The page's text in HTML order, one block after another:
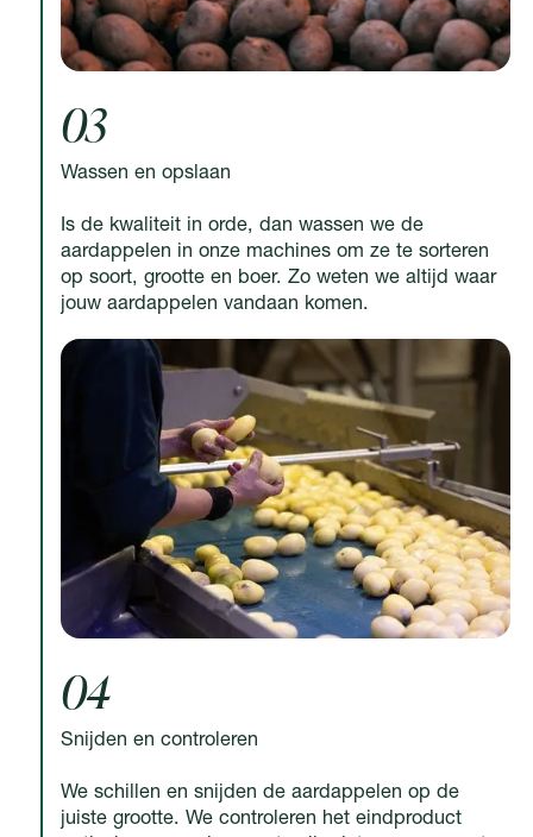
03
Wassen en opslaan
Is de kwaliteit in orde, dan wassen we de
aardappelen in onze machines om ze te sorteren
op soort, grootte en boer. Zo weten we altijd waar
jouw aardappelen vandaan komen.
04
Snijden en controleren
We schillen en snijden de aardappelen op de
juiste grootte. We controleren het eindproduct